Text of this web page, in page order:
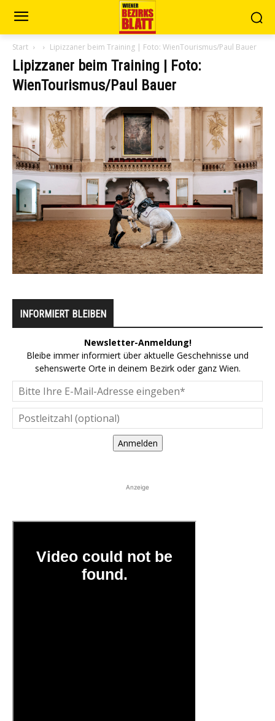
Start Lipizzaner beim Training | Foto: WienTourismus/Paul Bauer
Lipizzaner beim Training | Foto:
WienTourismus/Paul Bauer
INFORMIERT BLEIBEN
Newsletter-Anmeldung!
Bleibe immer informiert über aktuelle Geschehnisse und
sehenswerte Orte in deinem Bezirk oder ganz Wien.
Anmelden
Anzeige